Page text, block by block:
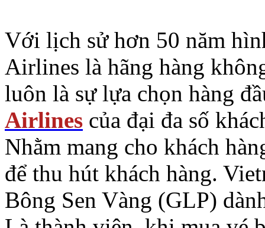
Với lịch sử hơn 50 năm
Airlines là hãng hàng
luôn là sự lựa chọn hàng
Airlines của đại đa số
Nhằm mang cho khách
để thu hút khách hàng.
Bông Sen Vàng (GLP)